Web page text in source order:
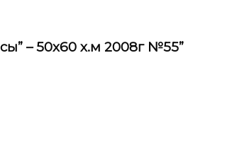
– 50х60 х.м 2008г №55”